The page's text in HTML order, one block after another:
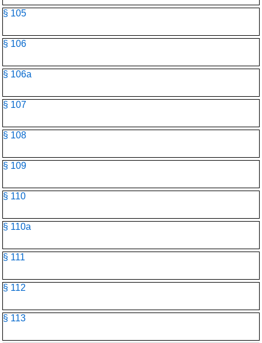
§ 105
§ 106
§ 106a
§ 107
§ 108
§ 109
§ 110
§ 110a
§ 111
§ 112
§ 113